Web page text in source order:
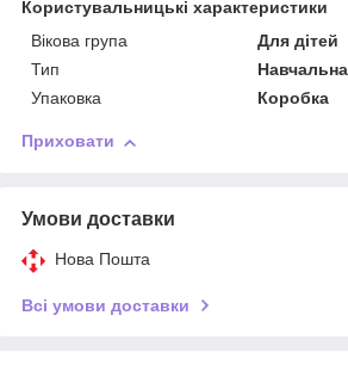
Користувальницькі характеристики
Вікова група
Для дітей
Тип
Упаковка
Коробка
Приховати
Умови доставки
Нова Пошта
Всі умови доставки